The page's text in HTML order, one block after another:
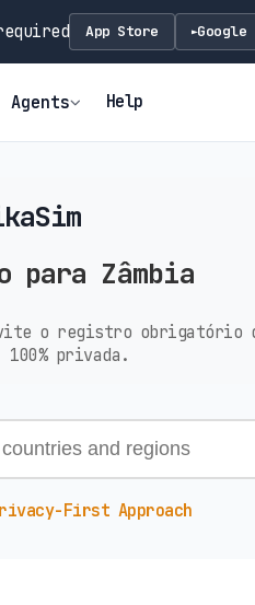
App Store ►Google
Agents Help
para Zâmbia
Evite o registro
privada.
First Approach